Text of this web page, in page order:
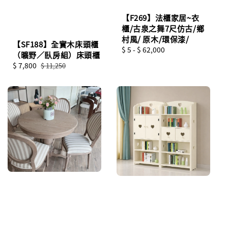
【SF188】全實木床頭櫃
（曠野／臥房組）床頭櫃
Sale
$ 7,800 Regular
$ 11,250
【F269】法櫃家居~衣
櫃/古泉之舞7尺仿古/鄉
村風/ 原木/環保漆/
Regular
$ 5 - $ 62,000